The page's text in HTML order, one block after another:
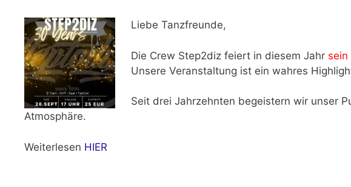
Liebe Tanzfreunde,
Die Crew Step2diz feiert in diesem Jahr
Unsere Veranstaltung ist ein wahres
Seit drei Jahrzehnten begeistern wir unser
Atmosphäre.
Weiterlesen HIER